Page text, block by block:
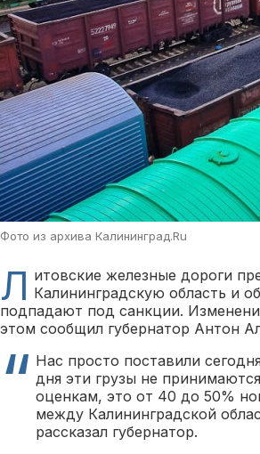
Фото из архива Калининград.Ru
Л итовские железные дороги
Калининградскую область и
подпадают под санкции.
этом сообщил губернатор Антон
Нас просто поставили
дня эти грузы не
оценкам, это от 40 до 50%
между Калининградской
рассказал губернатор.